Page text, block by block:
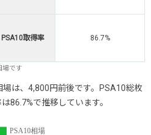
PSA10取得率 86.7%
場です
は、4,800円前後です。PSA10総枚
86.7%で推移しています。